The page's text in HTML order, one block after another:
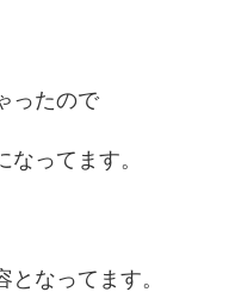
ったので
ってます。
なってます。